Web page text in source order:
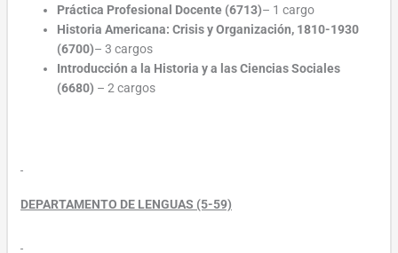
Práctica Profesional Docente (6713)– 1 cargo
Historia Americana: Crisis y Organización, 1810-1930
(6700)– 3 cargos
Introducción a la Historia y a las Ciencias Sociales
(6680) – 2 cargos
DEPARTAMENTO DE LENGUAS (5-59)